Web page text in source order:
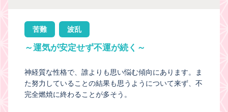
苦難 波乱
～運気が安定せず不運が続く～
神経質な性格で、誰よりも思い悩む傾向にあります。ま
た努力していることの結果も思うようについて来ず、不
完全燃焼に終わることが多そう。